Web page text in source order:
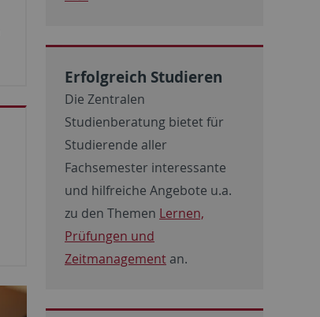
Erfolgreich Studieren
Die Zentralen
Studienberatung bietet für
Studierende aller
Fachsemester interessante
und hilfreiche Angebote u.a.
zu den Themen Lernen,
Prüfungen und
Zeitmanagement an.